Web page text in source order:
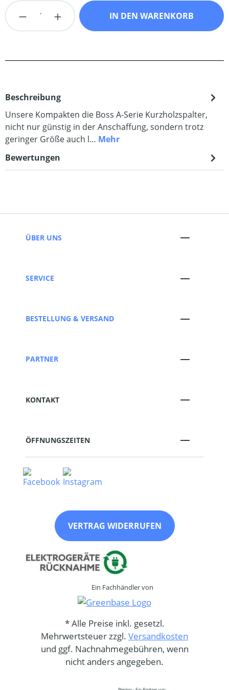
Produkt Anzahl: Gib den gewünschten
IN DEN WARENKORB
Beschreibung
Unsere Kompakten die Boss A-Serie Kurzholzspalter,
nicht nur günstig in der Anschaffung, sondern trotz
geringer Größe auch l… Mehr
Bewertungen
ÜBER UNS
SERVICE
BESTELLUNG & VERSAND
PARTNER
KONTAKT
ÖFFNUNGSZEITEN
VERTRAG WIDERRUFEN
Ein Fachhändler von
* Alle Preise inkl. gesetzl.
Mehrwertsteuer zzgl. Versandkosten
und ggf. Nachnahmegebühren, wenn
nicht anders angegeben.